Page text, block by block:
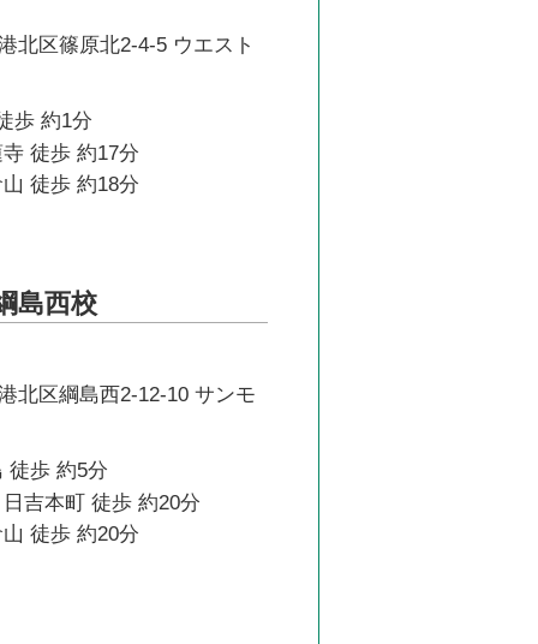
北区篠原北2-4-5 ウエスト
歩 約1分
徒歩 約17分
徒歩 約18分
島西校
北区綱島西2-12-10 サンモ
徒歩 約5分
吉本町 徒歩 約20分
徒歩 約20分